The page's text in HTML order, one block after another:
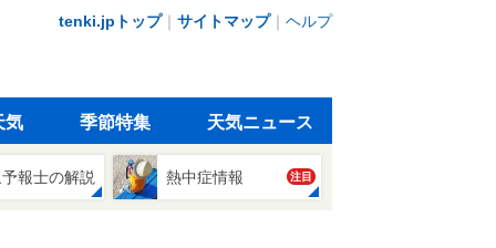
tenki.jpトップ｜ サイトマップ｜ ヘルプ
気 季節特集 天気ニュース
報士の解説 熱中症情報 注目